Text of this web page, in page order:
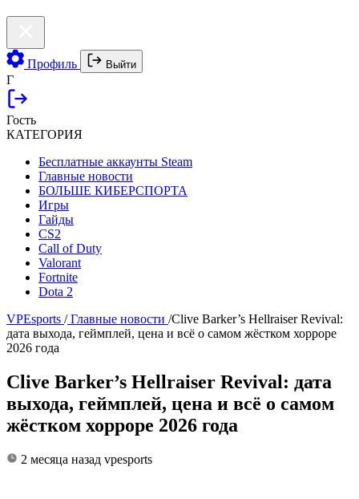
Профиль Выйти
Г
Гость
КАТЕГОРИЯ
Бесплатные аккаунты Steam
Главные новости
БОЛЬШЕ КИБЕРСПОРТА
Игры
Гайды
CS2
Call of Duty
Valorant
Fortnite
Dota 2
VPEsports / Главные новости /Clive Barker’s Hellraiser Revival:
дата выхода, геймплей, цена и всё о самом жёстком хорроре
2026 года
Clive Barker’s Hellraiser Revival: дата
выхода, геймплей, цена и всё о самом
жёстком хорроре 2026 года
2 месяца назад vpesports